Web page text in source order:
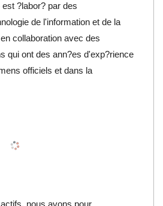
?labor? par des
de l'information et de la
collaboration avec des
qui ont des ann?es d'exp?rience
officiels et dans la